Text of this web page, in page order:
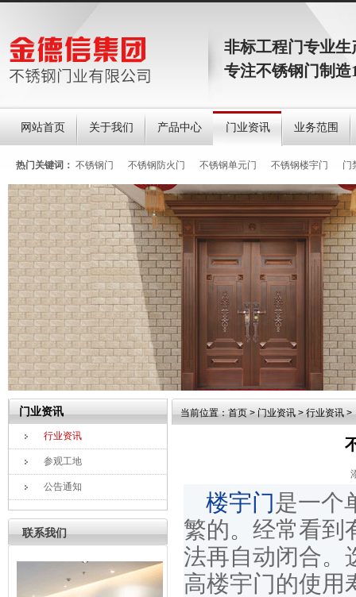
非标工程门专业生
专注不锈钢门制
网站首页 关于我们 产品中心 门业资讯 业务范围
热门关键词： 不锈钢门 不锈钢防火门 不锈钢单元门 不锈钢楼宇门 门
门业资讯
行业资讯
参观工地
公告通知
联系我们
当前位置：首页>门业资讯>行业资讯>
楼宇门是一个
繁的。经常看到
法再自动闭合。
高楼宇门的使用